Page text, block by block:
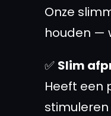
Onze
houden —
✅ Slim
Heeft een